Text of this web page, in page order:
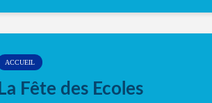
ACCUEIL
La Fête des Ecoles